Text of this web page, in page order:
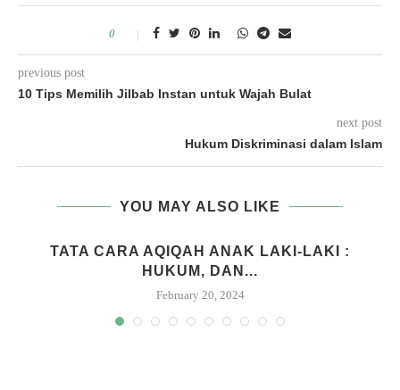
0
previous post
10 Tips Memilih Jilbab Instan untuk Wajah Bulat
next post
Hukum Diskriminasi dalam Islam
YOU MAY ALSO LIKE
TATA CARA AQIQAH ANAK LAKI-LAKI :
HUKUM, DAN...
February 20, 2024